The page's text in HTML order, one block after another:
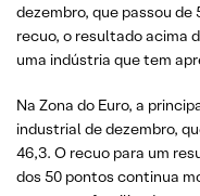
dezembro, que passou de
recuo, o resultado acima
uma indústria que tem
Na Zona do Euro, a
industrial de dezembro,
46,3. O recuo para um
dos 50 pontos continua